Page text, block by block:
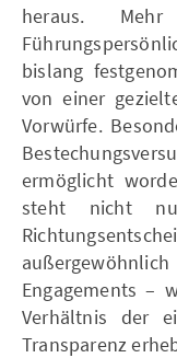
heraus.
bislang
von einer
Vorwürfe.
ermöglicht
steht nicht
Engagements –
Verhältnis der
Transparenz